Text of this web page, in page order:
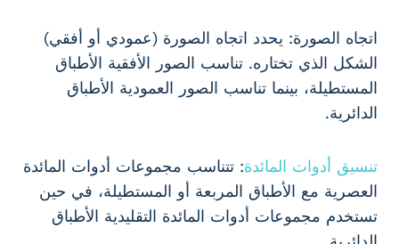
اتجاه الصورة: يحدد اتجاه الصورة (عمودي أو أفقي)
الشكل الذي تختاره. تناسب الصور الأفقية الأطباق
المستطيلة، بينما تناسب الصور العمودية الأطباق
الدائرية.
تنسيق أدوات المائدة: تتناسب مجموعات أدوات المائدة
العصرية مع الأطباق المربعة أو المستطيلة، في حين
تستخدم مجموعات أدوات المائدة التقليدية الأطباق